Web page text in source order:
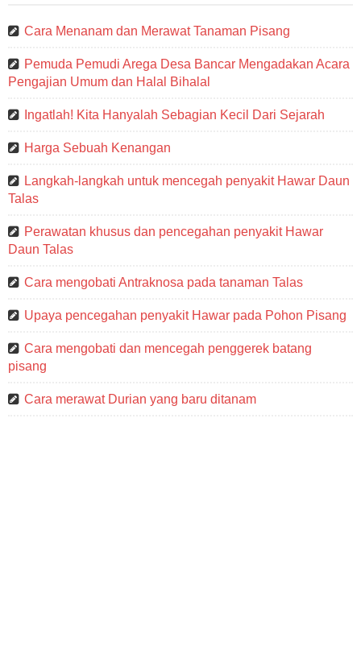
Cara Menanam dan Merawat Tanaman Pisang
Pemuda Pemudi Arega Desa Bancar Mengadakan Acara
Pengajian Umum dan Halal Bihalal
Ingatlah! Kita Hanyalah Sebagian Kecil Dari Sejarah
Harga Sebuah Kenangan
Langkah-langkah untuk mencegah penyakit Hawar Daun
Talas
Perawatan khusus dan pencegahan penyakit Hawar
Daun Talas
Cara mengobati Antraknosa pada tanaman Talas
Upaya pencegahan penyakit Hawar pada Pohon Pisang
Cara mengobati dan mencegah penggerek batang
pisang
Cara merawat Durian yang baru ditanam